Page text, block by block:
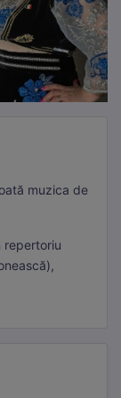
muzica de
repertoriu